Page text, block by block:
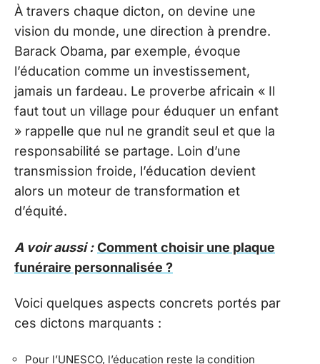
À travers chaque dicton, on devine une
vision du monde, une direction à prendre.
Barack Obama, par exemple, évoque
l’éducation comme un investissement,
jamais un fardeau. Le proverbe africain « Il
faut tout un village pour éduquer un enfant
» rappelle que nul ne grandit seul et que la
responsabilité se partage. Loin d’une
transmission froide, l’éducation devient
alors un moteur de transformation et
d’équité.
A voir aussi : Comment choisir une plaque
funéraire personnalisée ?
Voici quelques aspects concrets portés par
ces dictons marquants :
Pour l’UNESCO, l’éducation reste la condition